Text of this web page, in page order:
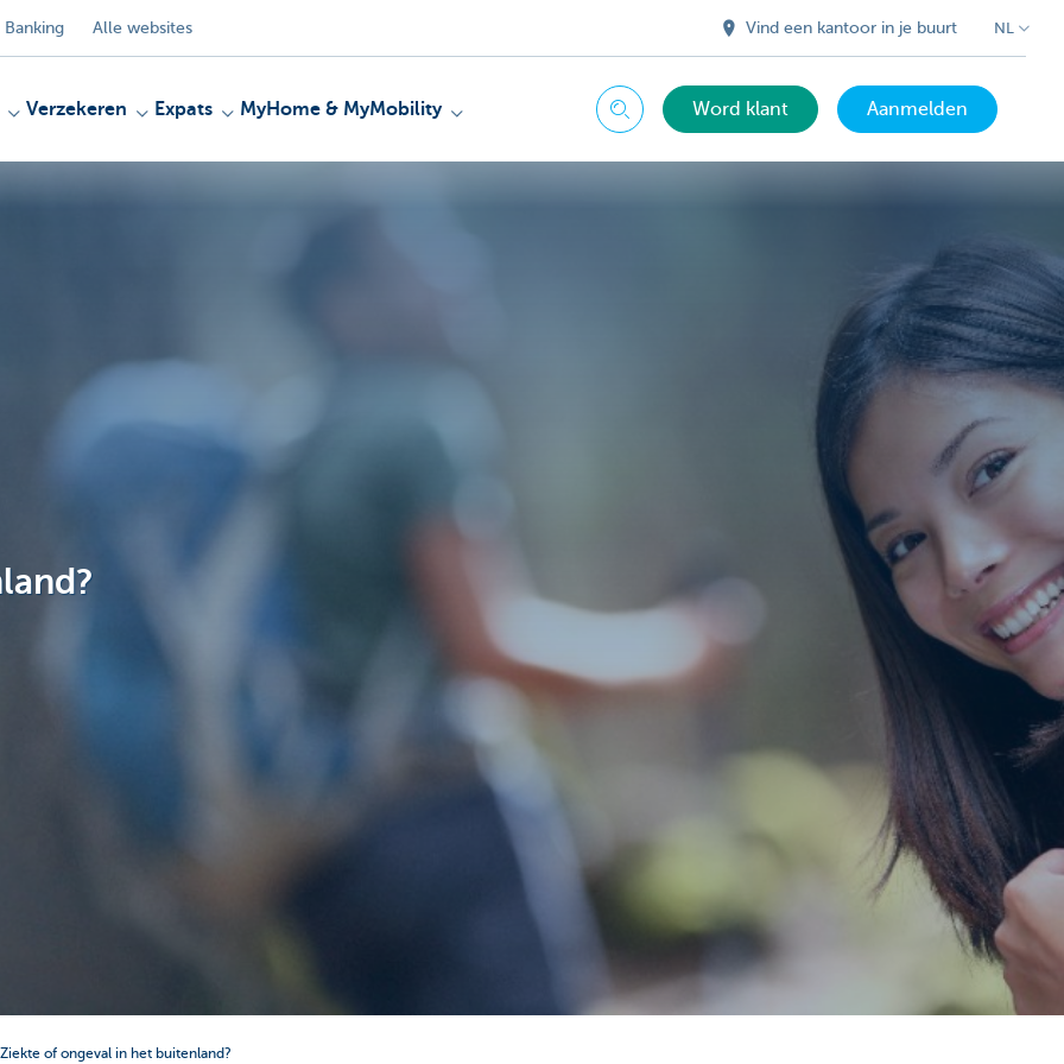
Alle websites Vind een kantoor in je buurt NL
Verzekeren Expats MyHome & MyMobility Zoeken Word klant Aanmelden
Ziekte of ongeval in het buitenland?